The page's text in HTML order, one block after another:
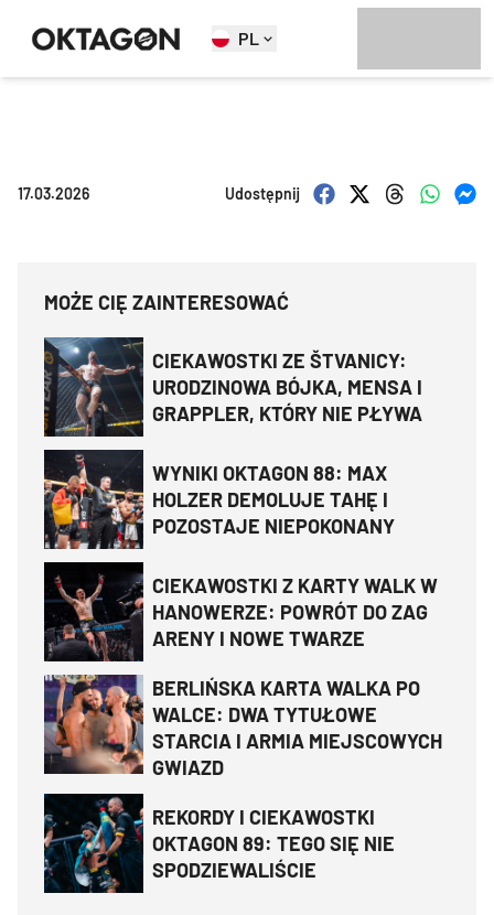
PL
17.03.2026 Udostępnij
MOŻE CIĘ ZAINTERESOWAĆ
CIEKAWOSTKI ZE ŠTVANICY:
URODZINOWA BÓJKA, MENSA I
GRAPPLER, KTÓRY NIE PŁYWA
WYNIKI OKTAGON 88: MAX
HOLZER DEMOLUJE TAHĘ I
POZOSTAJE NIEPOKONANY
CIEKAWOSTKI Z KARTY WALK W
HANOWERZE: POWRÓT DO ZAG
ARENY I NOWE TWARZE
BERLIŃSKA KARTA WALKA PO
WALCE: DWA TYTUŁOWE
STARCIA I ARMIA MIEJSCOWYCH
GWIAZD
REKORDY I CIEKAWOSTKI
OKTAGON 89: TEGO SIĘ NIE
SPODZIEWALIŚCIE